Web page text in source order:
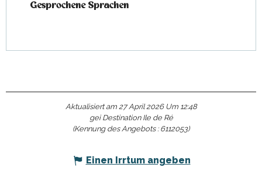
Gesprochene Sprachen
Gesprochene Sprachen
Aktualisiert am 27 April 2026 Um 12:48
gei Destination Ile de Ré
(Kennung des Angebots : 6112053)
Einen Irrtum angeben